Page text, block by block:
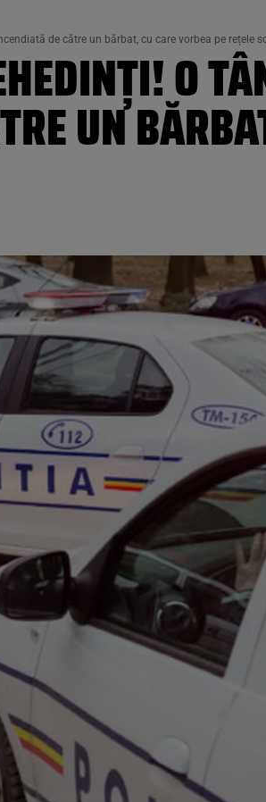
de către un bărbat, cu care vorbea pe rețele
O
UN